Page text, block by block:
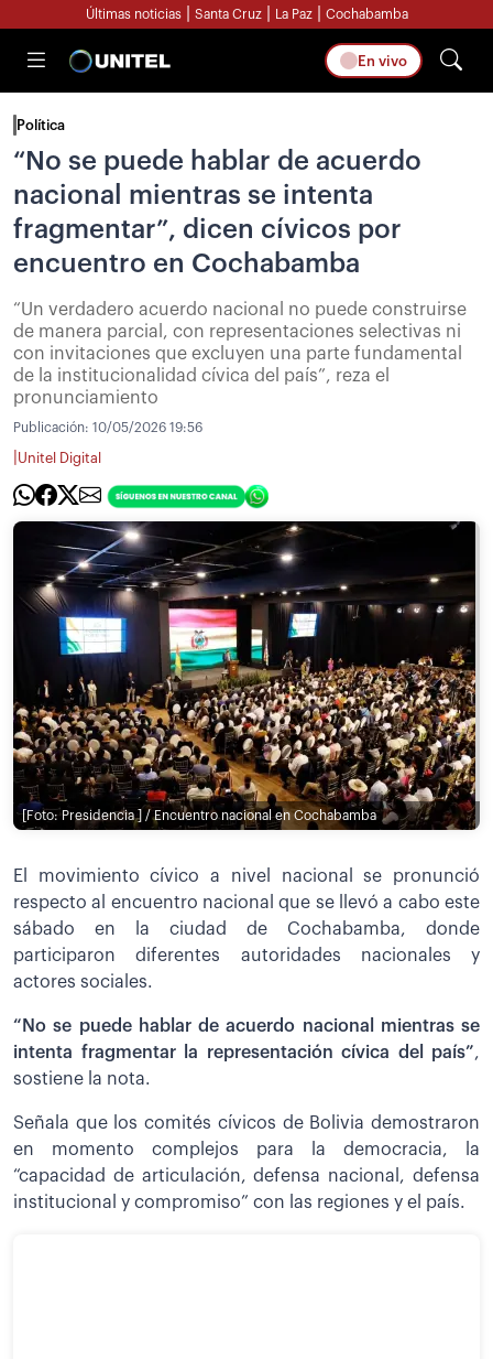
Últimas noticias Santa Cruz La Paz Cochabamba
En vivo
Política
“No se puede hablar de acuerdo
nacional mientras se intenta
fragmentar”, dicen cívicos por
encuentro en Cochabamba
“Un verdadero acuerdo nacional no puede construirse
de manera parcial, con representaciones selectivas ni
con invitaciones que excluyen una parte fundamental
de la institucionalidad cívica del país”, reza el
pronunciamiento
Publicación: 10/05/2026 19:56
Unitel Digital
[Foto: Presidencia ] / Encuentro nacional en Cochabamba
El movimiento cívico a nivel nacional se pronunció
respecto al encuentro nacional que se llevó a cabo este
sábado en la ciudad de Cochabamba, donde
participaron diferentes autoridades nacionales y
actores sociales.
“No se puede hablar de acuerdo nacional mientras se
intenta fragmentar la representación cívica del país”,
sostiene la nota.
Señala que los comités cívicos de Bolivia demostraron
en momento complejos para la democracia, la
“capacidad de articulación, defensa nacional, defensa
institucional y compromiso” con las regiones y el país.